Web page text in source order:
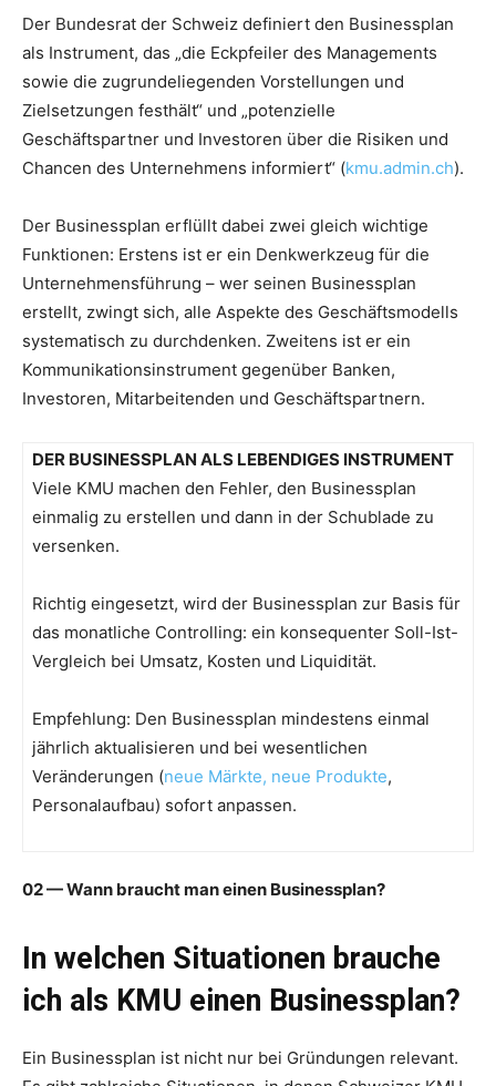
Der Bundesrat der Schweiz definiert den Businessplan
als Instrument, das „die Eckpfeiler des Managements
sowie die zugrundeliegenden Vorstellungen und
Zielsetzungen festhält“ und „potenzielle
Geschäftspartner und Investoren über die Risiken und
Chancen des Unternehmens informiert“ (kmu.admin.ch).
Der Businessplan erflüllt dabei zwei gleich wichtige
Funktionen: Erstens ist er ein Denkwerkzeug für die
Unternehmensführung – wer seinen Businessplan
erstellt, zwingt sich, alle Aspekte des Geschäftsmodells
systematisch zu durchdenken. Zweitens ist er ein
Kommunikationsinstrument gegenüber Banken,
Investoren, Mitarbeitenden und Geschäftspartnern.
DER BUSINESSPLAN ALS LEBENDIGES INSTRUMENT
Viele KMU machen den Fehler, den Businessplan
einmalig zu erstellen und dann in der Schublade zu
versenken.
Richtig eingesetzt, wird der Businessplan zur Basis für
das monatliche Controlling: ein konsequenter Soll-Ist-
Vergleich bei Umsatz, Kosten und Liquidität.
Empfehlung: Den Businessplan mindestens einmal
jährlich aktualisieren und bei wesentlichen
Veränderungen (neue Märkte, neue Produkte,
Personalaufbau) sofort anpassen.
02 — Wann braucht man einen Businessplan?
In welchen Situationen brauche
ich als KMU einen Businessplan?
Ein Businessplan ist nicht nur bei Gründungen relevant.